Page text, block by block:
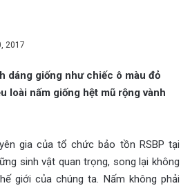
2017
dáng giống như chiếc ô màu đỏ
loài nấm giống hệt mũ rộng vành
gia của tổ chức bảo tồn RSBP tại
sinh vật quan trọng, song lại không
giới của chúng ta. Nấm không phải